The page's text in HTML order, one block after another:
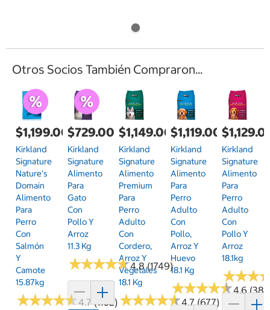
Otros Socios También Compraron...
$1,199.00
Kirkland
Signature
Nature's
Domain
Alimento
Para
Perro
Con
Salmón
Y
Camote
15.87kg
★★★★★
★★★★★4.7 (1102)
$729.00
Kirkland
Signature
Alimento
Para
Gato
Con
Pollo Y
Arroz
11.3 Kg
★★★★★
★★★★★4.8 (1749)
$1,149.00
Kirkland
Signature
Alimento
Premium
Para
Perro
Adulto
Con
Cordero,
Arroz Y
Vegetales
18.1 Kg
★★★★★
★★★★★4.7 (677)
$1,119.00
Kirkland
Signature
Alimento
Para
Perro
Adulto
Con
Pollo,
Arroz Y
Huevo
18.1 Kg
★★★★★
★★★★★4.6
Kirkland
Signature
Alimento
Para
Perro
Adulto
Con
Pollo Y
Arroz
18.1kg
★★★
★★★